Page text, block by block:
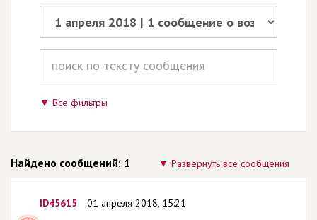
Все фильтры
Найдено сообщений: 1 Развернуть все сообщения
ID45615 01 апреля 2018, 15:21